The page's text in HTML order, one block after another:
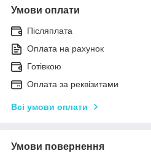
Умови оплати
Післяплата
Оплата на рахунок
Готівкою
Оплата за реквізитами
Всі умови оплати
Умови повернення